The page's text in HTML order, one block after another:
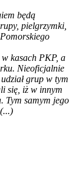
będą
pielgrzymki,
kasach PKP, a
Nieoficjalnie
grup w tym
się, iż w innym
Tym samym jego